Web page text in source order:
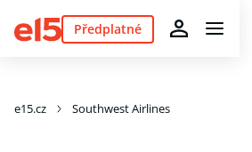
Předplatné
e15.cz Southwest Airlines